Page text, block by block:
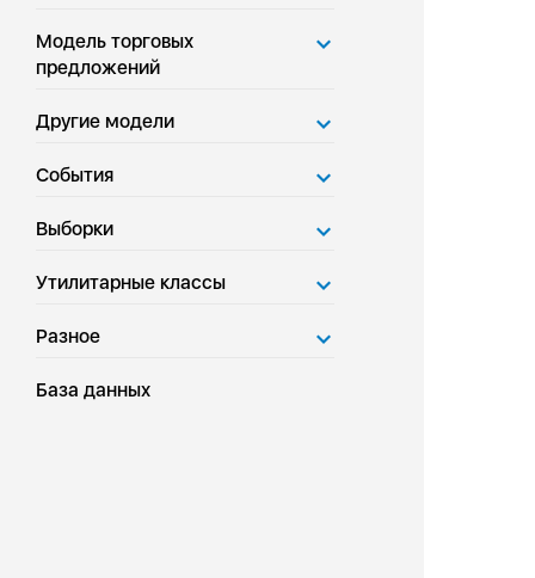
Модель торговых
предложений
Другие модели
События
Выборки
Утилитарные классы
Разное
База данных